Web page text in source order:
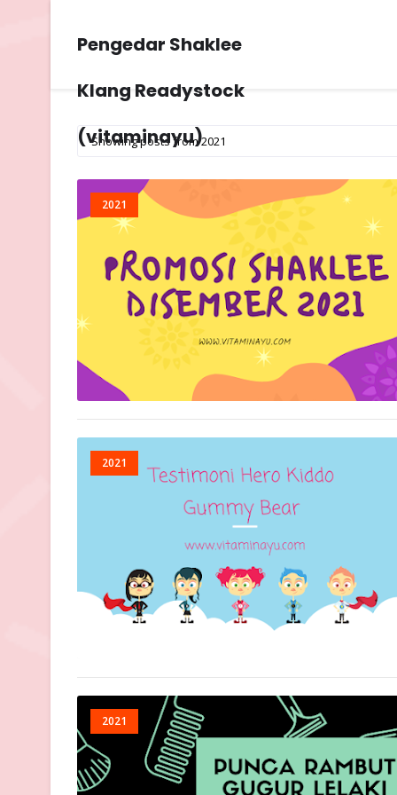
Pengedar Shaklee
Klang Readystock
(vitaminayu)
Showing posts from 2021
2021
2021
2021